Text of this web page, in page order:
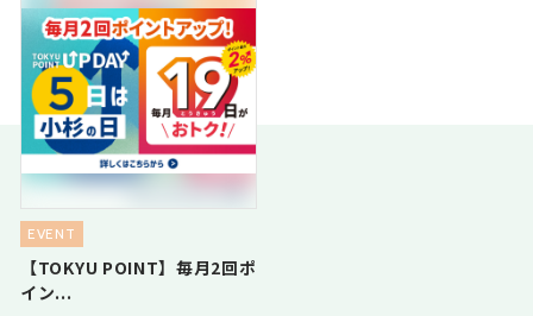
EVENT
【TOKYU POINT】毎月2回ポ
イン...